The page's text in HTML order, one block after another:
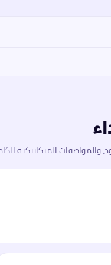
والمواصفات الميكانيكية